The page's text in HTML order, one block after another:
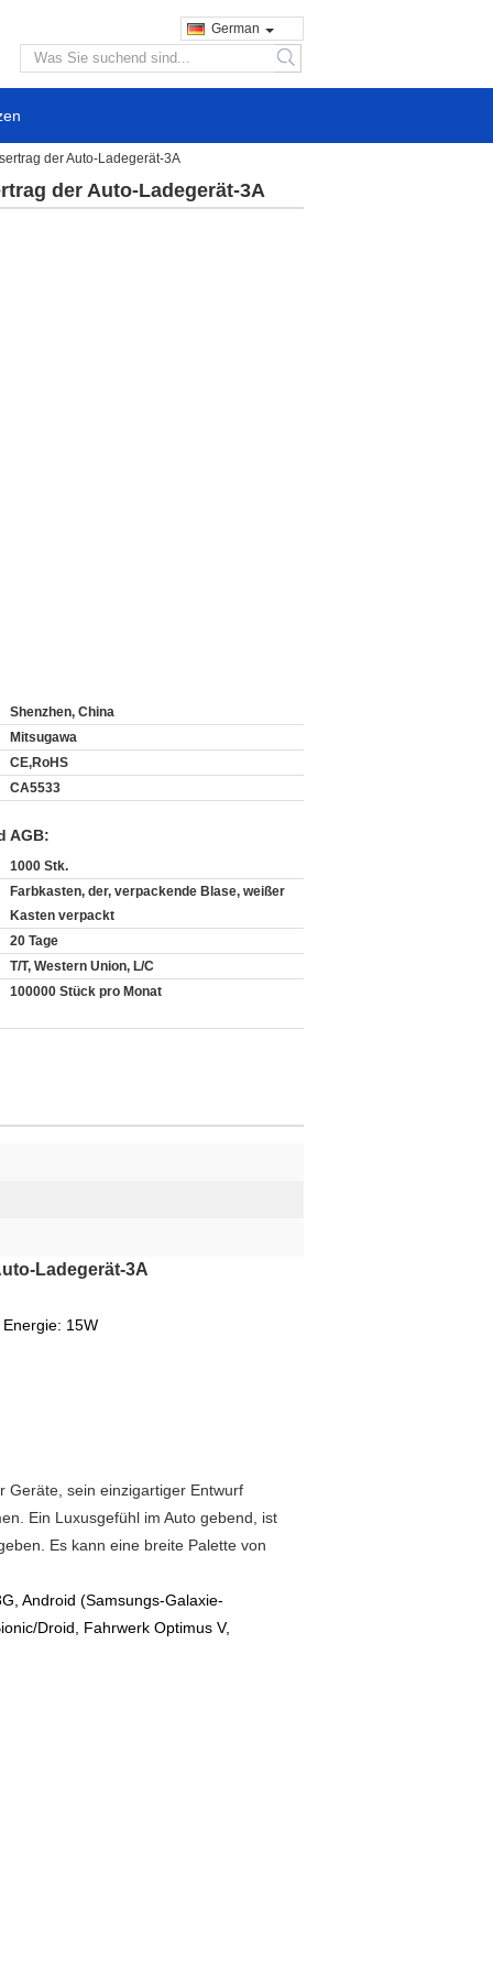
German
search
der Auto-Ladegerät-3A
der Auto-Ladegerät-3A
Shenzhen, China
Mitsugawa
CE,RoHS
CA5533
AGB:
1000 Stk.
Farbkasten, der, verpackende Blase, weißer
Kasten verpackt
20 Tage
T/T, Western Union, L/C
100000 Stück pro Monat
Ladegerät-3A
15W
Geräte, sein einzigartiger Entwurf
Ein Luxusgefühl im Auto gebend, ist
Es kann eine breite Palette von
Android (Samsungs-Galaxie-
Droid, Fahrwerk Optimus V,